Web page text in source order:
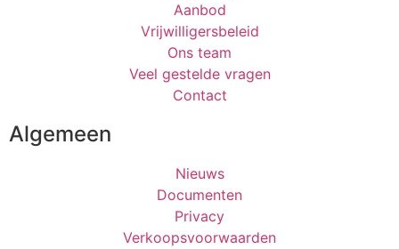
Aanbod
Vrijwilligersbeleid
Ons team
Veel gestelde vragen
Contact
Algemeen
Nieuws
Documenten
Privacy
Verkoopsvoorwaarden